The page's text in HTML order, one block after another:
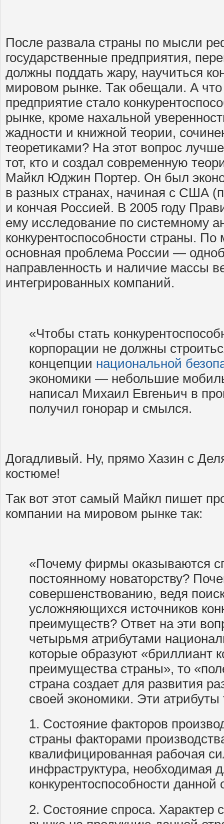
После развала страны по мысли
государственные предприятия,
должны поддать жару, научиться
мировом рынке. Так обещали. А
предприятие стало
рынке, кроме нахальной
жадности и книжной теории,
теоретиками? На этот вопрос
тот, кто и создал современную
Майкл Юджин Портер. Он был
в разных странах, начиная с США
и кончая Россией. В 2005 году
ему исследование по системному
конкурентоспособности страны.
основная проблема России —
направленность и наличие массы
интегрированных компаний.
«Чтобы стать
корпорации не должны
концепции национальной
экономики — небольшие
написал Михаил Евгеньич в
получил гонорар и смылся.
Догадливый. Ну, прямо Хазин с
костюме!
Так вот этот самый Майкл пишет
компании на мировом рынке так:
«Почему фирмы оказываются
постоянному новаторству?
совершенствованию, ведя
усложняющихся источников
преимуществ? Ответ на эти
четырьмя атрибутами
которые образуют «бриллиант
преимущества страны», то
страна создает для развития
своей экономики. Эти атрибуты
1. Состояние факторов
страны факторами
квалифицированная рабочая
инфраструктура, необходимая
конкурентоспособности данной
2. Состояние спроса. Характер